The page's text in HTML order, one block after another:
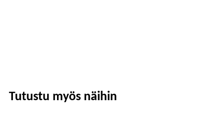
Tutustu myös näihin